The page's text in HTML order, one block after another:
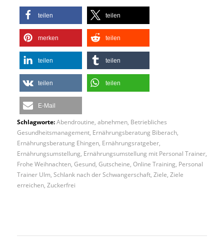
teilen teilen
merken teilen
teilen teilen
teilen teilen
E-Mail
Schlagworte: Abendroutine abnehmen, Betriebliches
Gesundheitsmanagement, Ernährungsberatung Biberach,
Ernährungsberatung Ehingen, Ernährungsratgeber,
Ernährungsumstellung Ernährungsumstellung mit Personal Trainer,
Frohe Weihnachten, Gesund, Gutscheine Online Training Personal
Trainer Ulm Schlank nach der Schwangerschaft, Ziele Ziele
erreichen, Zuckerfrei